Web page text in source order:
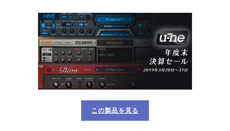
この製品を見る